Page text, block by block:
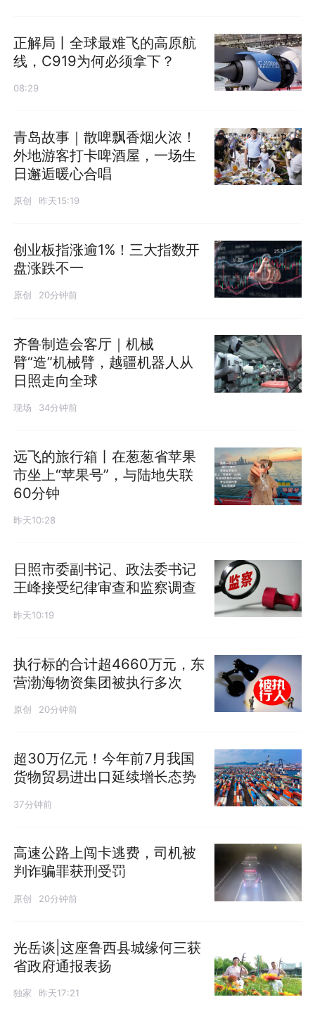
发布
正解局丨全球最难飞的高原航
线，C919为何必须拿下？
08:29
青岛故事｜散啤飘香烟火浓！
外地游客打卡啤酒屋，一场生
日邂逅暖心合唱
原创 昨天15:19
创业板指涨逾1%！三大指数开
盘涨跌不一
原创 20分钟前
齐鲁制造会客厅｜机械
臂“造”机械臂，越疆机器人从
日照走向全球
现场 34分钟前
远飞的旅行箱丨在葱葱省苹果
市坐上“苹果号”，与陆地失联
60分钟
昨天10:28
日照市委副书记、政法委书记
王峰接受纪律审查和监察调查
昨天10:19
执行标的合计超4660万元，东
营渤海物资集团被执行多次
原创 20分钟前
超30万亿元！今年前7月我国
货物贸易进出口延续增长态势
37分钟前
高速公路上闯卡逃费，司机被
判诈骗罪获刑受罚
原创 20分钟前
光岳谈|这座鲁西县城缘何三获
省政府通报表扬
独家 昨天17:21